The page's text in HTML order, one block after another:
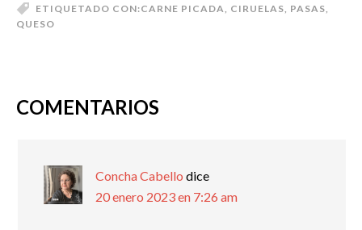
ETIQUETADO CON:CARNE PICADA CIRUELAS PASAS
QUESO
COMENTARIOS
Concha Cabello dice
20 enero 2023 en 7:26 am